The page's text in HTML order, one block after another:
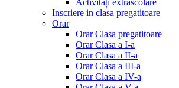
Activități extrascolare
Inscriere in clasa pregatitoare
Orar
Orar Clasa pregatitoare
Orar Clasa a I-a
Orar Clasa a II-a
Orar Clasa a III-a
Orar Clasa a IV-a